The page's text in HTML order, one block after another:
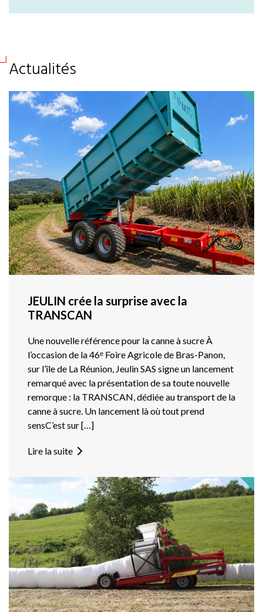
Actualités
JEULIN crée la surprise avec la
TRANSCAN
Une nouvelle référence pour la canne à sucre À
l’occasion de la 46ᵉ Foire Agricole de Bras-Panon,
sur l’île de La Réunion, Jeulin SAS signe un lancement
remarqué avec la présentation de sa toute nouvelle
remorque : la TRANSCAN, dédiée au transport de la
canne à sucre. Un lancement là où tout prend
sensC’est sur […]
Lire la suite